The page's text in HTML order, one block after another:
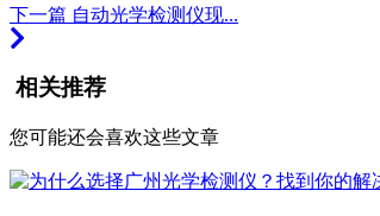
下一篇 自动光学检测仪现...
相关推荐
您可能还会喜欢这些文章